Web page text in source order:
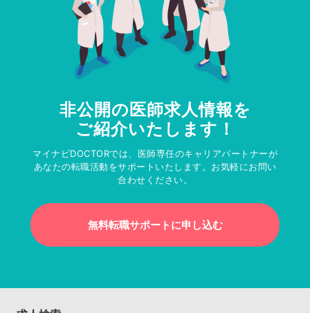
非公開の医師求人情報を
ご紹介いたします！
マイナビDOCTORでは、医師専任のキャリアパートナーが
あなたの転職活動をサポートいたします。お気軽にお問い
合わせください。
無料転職サポートに申し込む